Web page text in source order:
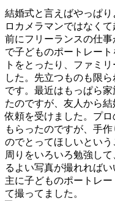
ど”
の
技
術
概
要
な
ど
へ
の
式
カ
メ
ラ
マ
ン
を
す
る
た
め
の
準
備
（２）
結婚式と言えばやっぱ
ロカメラマンではなく
前にフリーランスの仕
で子どものポートレー
トをとったり、ファミ
した。先立つものも限
です。最近はもっぱら
たのですが、友人から
依頼を受けました。プ
もらったのですが、手
のでとってほしいとい
周りをいろいろ勉強し
るよい写真が撮れればい
主に子どものポートレ
て撮ってました。